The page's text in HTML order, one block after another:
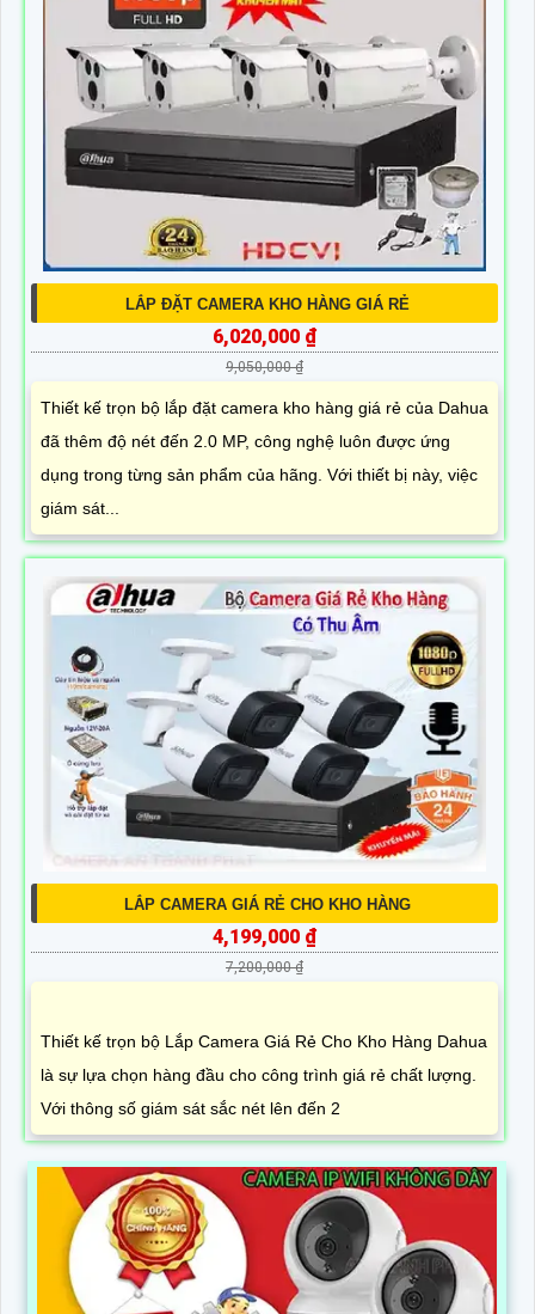
LẮP ĐẶT CAMERA KHO HÀNG GIÁ RẺ
6,020,000 ₫
9,050,000 ₫
Thiết kế trọn bộ lắp đặt camera kho hàng giá rẻ của Dahua
đã thêm độ nét đến 2.0 MP, công nghệ luôn được ứng
dụng trong từng sản phẩm của hãng. Với thiết bị này, việc
giám sát...
LẮP CAMERA GIÁ RẺ CHO KHO HÀNG
4,199,000 ₫
7,200,000 ₫
Thiết kế trọn bộ Lắp Camera Giá Rẻ Cho Kho Hàng Dahua
là sự lựa chọn hàng đầu cho công trình giá rẻ chất lượng.
Với thông số giám sát sắc nét lên đến 2